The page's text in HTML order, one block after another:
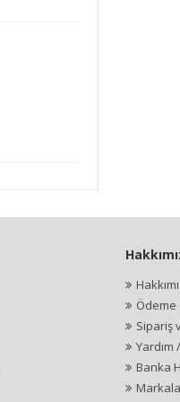
Ödeme
Sipariş
Yardım
Banka